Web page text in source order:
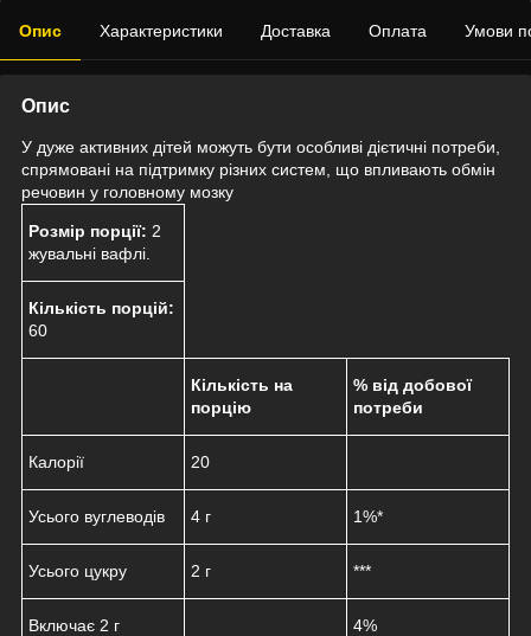
Опис Характеристики Доставка Оплата Умови
Опис
У дуже активних дітей можуть бути особливі дієтичні потреби,
спрямовані на підтримку різних систем, що впливають обмін
речовин у головному мозку
Розмір порції: 2
жувальні вафлі.
Кількість порцій:
60
Кількість на
порцію
% від добової
потреби
Калорії 20
Усього вуглеводів 4 г 1%*
Усього цукру 2 г ***
Включає 2 г
4%